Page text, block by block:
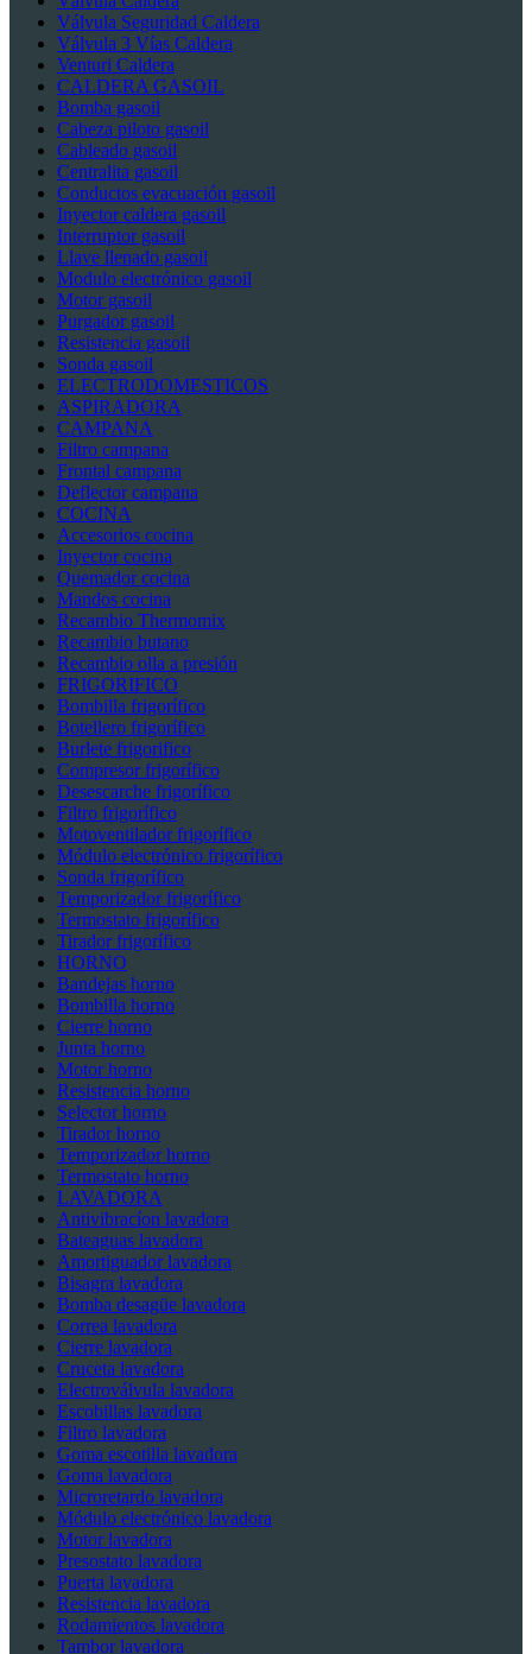
Válvula Seguridad Caldera
Válvula 3 Vías Caldera
Venturi Caldera
CALDERA GASOIL
Bomba gasoil
Cabeza piloto gasoil
Cableado gasoil
Centralita gasoil
Conductos evacuación gasoil
Inyector caldera gasoil
Interruptor gasoil
Llave llenado gasoil
Modulo electrónico gasoil
Motor gasoil
Purgador gasoil
Resistencia gasoil
Sonda gasoil
ELECTRODOMESTICOS
ASPIRADORA
CAMPANA
Filtro campana
Frontal campana
Deflector campana
COCINA
Accesorios cocina
Inyector cocina
Quemador cocina
Mandos cocina
Recambio Thermomix
Recambio butano
Recambio olla a presión
FRIGORIFICO
Bombilla frigorífico
Botellero frigorífico
Burlete frigorifico
Compresor frigorífico
Desescarche frigorífico
Filtro frigorífico
Motoventilador frigorífico
Módulo electrónico frigorífico
Sonda frigorífico
Temporizador frigorífico
Termostato frigorífico
Tirador frigorífico
HORNO
Bandejas horno
Bombilla horno
Cierre horno
Junta horno
Motor horno
Resistencia horno
Selector horno
Tirador horno
Temporizador horno
Termostato horno
LAVADORA
Antivibracíon lavadora
Bateaguas lavadora
Amortiguador lavadora
Bisagra lavadora
Bomba desagüe lavadora
Correa lavadora
Cierre lavadora
Cruceta lavadora
Electroválvula lavadora
Escobillas lavadora
Filtro lavadora
Goma escotilla lavadora
Goma lavadora
Microretardo lavadora
Módulo electrónico lavadora
Motor lavadora
Presostato lavadora
Puerta lavadora
Resistencia lavadora
Rodamientos lavadora
Tambor lavadora